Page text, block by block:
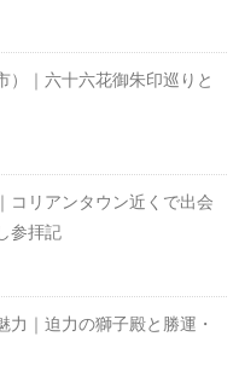
）｜六十六花御朱印巡りと
コリアンタウン近くで出会
参拝記
力｜迫力の獅子殿と勝運・